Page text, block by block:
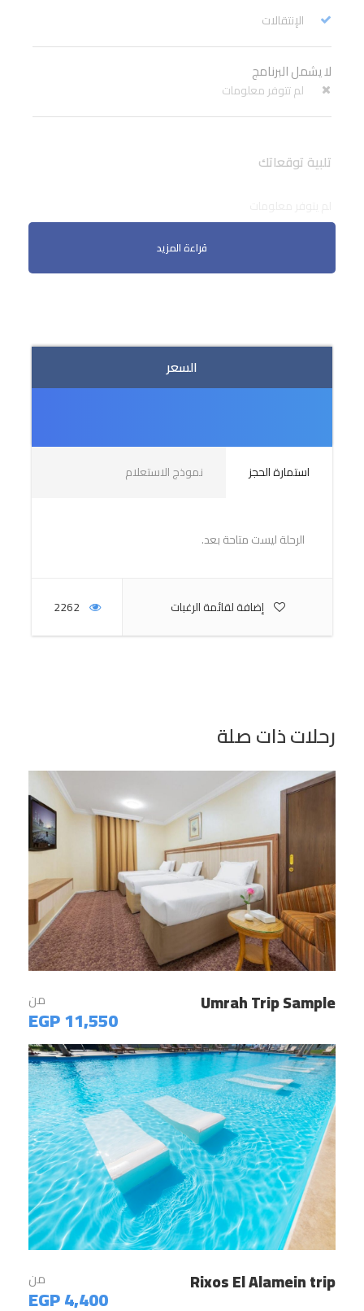
السعر
استمارة الحجز نموذج الاستعلام
الرحلة ليست متاحة بعد.
إضافة لقائمة الرغبات 2262
الإنتقالات
لا يشمل البرنامج
لم تتوفر معلومات
تلبية توقعاتك
..
اليوم الأول
لم يتوفر معلومات
لم يتوفر معلومات
لم يتوفر معلومات
الموقع
قراءة المزيد
رحلات ذات صلة
Umrah Trip Sample من
11,550 EGP
Rixos El Alamein trip من
4,400 EGP